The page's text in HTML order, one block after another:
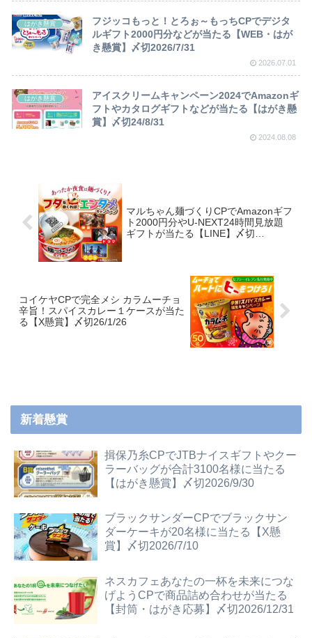
はがき懸賞
フジッコもっと！とろぉ～もっちCPでデジタ
ルギフト2000円分などが当たる【WEB・はが
き懸賞】〆切2026/7/31
2026.07.01
はがき懸賞
アイスクリームキャンペーン2024でAmazonギ
フトやカタログギフトなどが当たる【はがき懸
賞】〆切24/8/31
2024.08.08
マルちゃん麺づくりCPでAmazonギフ
ト2000円分やU-NEXT24時間見放題
ギフトが当たる【LINE】〆切
コイケヤCPで完全メシ カラムーチョ
辛旨！スパイスカレー１ケースが当た
る【X懸賞】〆切26/1/26
新着懸賞
揖保乃糸CPでJTBナイスギフトやクー
ラーバッグが合計3100名様に当たる
【はがき懸賞】〆切2026/9/30
ブラックサンダーCPでブラックサン
ダーケーキが20名様に当たる【X懸
賞】〆切2026/7/10
ネスカフェあなたの一杯を未来につな
げようCPで商品詰め合わせが当たる
【封筒・はがき応募】〆切2026/12/31